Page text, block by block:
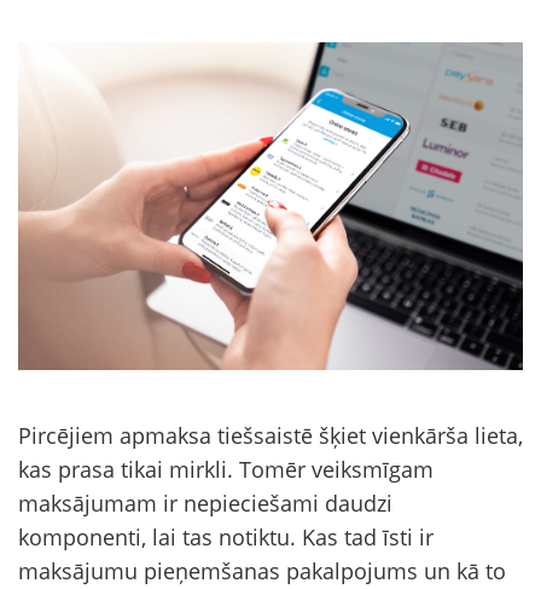
Pircējiem apmaksa tiešsaistē šķiet vienkārša lieta,
kas prasa tikai mirkli. Tomēr veiksmīgam
maksājumam ir nepieciešami daudzi
komponenti, lai tas notiktu. Kas tad īsti ir
maksājumu pieņemšanas pakalpojums un kā to